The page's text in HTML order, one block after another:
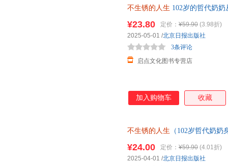
不生锈的人生 102岁的哲代奶
¥23.80 定价： ¥59.90 (3.98折)
启点文化图书专营店
3条评论
2025-05-01 /北京日报出版社
加入购物车 收藏
不生锈的人生 （102岁哲代奶
¥24.00 定价： ¥59.90 (4.01折)
2025-04-01 /北京日报出版社